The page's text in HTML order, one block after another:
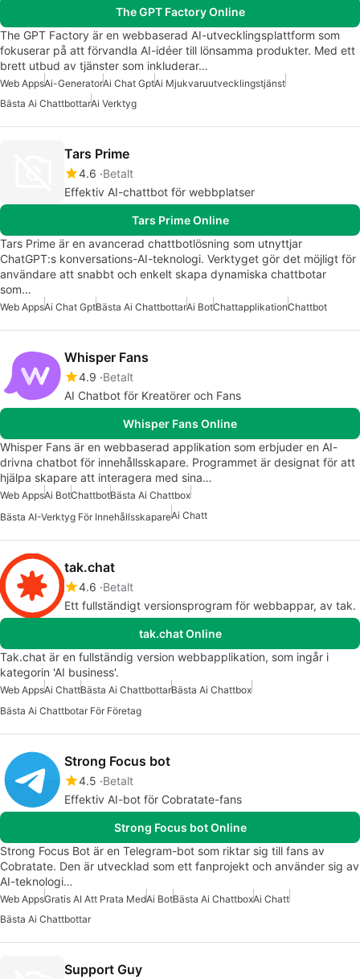
The GPT Factory Online
The GPT Factory är en webbaserad AI-utvecklingsplattform som
fokuserar på att förvandla AI-idéer till lönsamma produkter. Med ett
brett utbud av tjänster som inkluderar…
Web AppsAi-GeneratorAi Chat GptAi Mjukvaruutvecklingstjänst
Bästa Ai ChattbottarAi Verktyg
Tars Prime
4.6 Betalt
Effektiv AI-chattbot för webbplatser
Tars Prime Online
Tars Prime är en avancerad chattbotlösning som utnyttjar
ChatGPT:s konversations-AI-teknologi. Verktyget gör det möjligt för
användare att snabbt och enkelt skapa dynamiska chattbotar
som…
Web AppsAi Chat GptBästa Ai ChattbottarAi BotChattapplikationChattbot
Whisper Fans
4.9 Betalt
AI Chatbot för Kreatörer och Fans
Whisper Fans Online
Whisper Fans är en webbaserad applikation som erbjuder en AI-
drivna chatbot för innehållsskapare. Programmet är designat för att
hjälpa skapare att interagera med sina…
Web AppsAi BotChattbotBästa Ai Chattbox
Bästa AI-Verktyg För InnehållsskapareAi Chatt
tak.chat
4.6 Betalt
Ett fullständigt versionsprogram för webbappar, av tak.
tak.chat Online
Tak.chat är en fullständig version webbapplikation, som ingår i
kategorin 'AI business'.
Web AppsAi ChattBästa Ai ChattbottarBästa Ai Chattbox
Bästa Ai Chattbotar För Företag
Strong Focus bot
4.5 Betalt
Effektiv AI-bot för Cobratate-fans
Strong Focus bot Online
Strong Focus Bot är en Telegram-bot som riktar sig till fans av
Cobratate. Den är utvecklad som ett fanprojekt och använder sig av
AI-teknologi…
Web AppsGratis AI Att Prata MedAi BotBästa Ai ChattboxAi Chatt
Bästa Ai Chattbottar
Support Guy